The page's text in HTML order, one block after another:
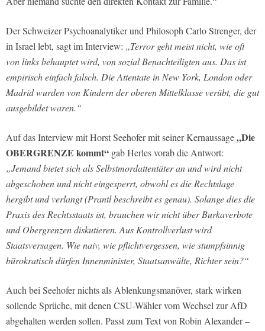
Der Schweizer Psychoanalytiker und Philosoph Carlo Strenger, der
in Israel lebt, sagt im Interview: „Terror geht meist nicht, wie oft
von links behauptet wird, von sozial Benachteiligten aus. Das ist
empirisch einfach falsch. Die Attentate in New York, London oder
Madrid wurden von Kindern der oberen Mittelklasse verübt, die gut
ausgebildet waren.“
Auf das Interview mit Horst Seehofer mit seiner Kernaussage„Die
OBERGRENZE kommt“ gab Herles vorab die Antwort:
„Jemand bietet sich als Selbstmordattentäter an und wird nicht
abgeschoben und nicht eingesperrt, obwohl es die Rechtslage
hergibt und verlangt (Prantl beschreibt es genau). Solange dies die
Praxis des Rechtsstaats ist, brauchen wir nicht über Burkaverbote
und Obergrenzen diskutieren. Aus Kontrollverlust wird
Staatsversagen. Wie naiv, wie pflichtvergessen, wie stumpfsinnig
bürokratisch dürfen Innenminister, Staatsanwälte, Richter sein?“
Auch bei Seehofer nichts als Ablenkungsmanöver, stark wirken
sollende Sprüche, mit denen CSU-Wähler vom Wechsel zur AfD
abgehalten werden sollen. Passt zum Text von Robin Alexander –